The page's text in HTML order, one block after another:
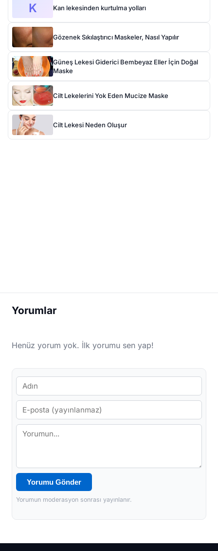
K Kan lekesinden kurtulma yolları
Gözenek Sıkılaştırıcı Maskeler, Nasıl Yapılır
Güneş Lekesi Giderici Bembeyaz Eller İçin Doğal
Maske
Cilt Lekelerini Yok Eden Mucize Maske
Cilt Lekesi Neden Oluşur
Yorumlar
Henüz yorum yok. İlk yorumu sen yap!
Yorumu Gönder
Yorumun moderasyon sonrası yayınlanır.